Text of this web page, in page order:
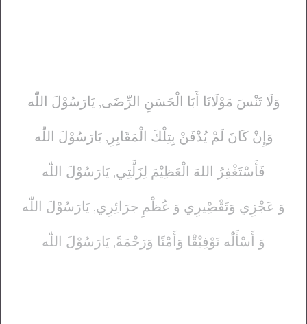
وَلَا تَنْسَ مَوْلَانَا أَبَا الْحَسَنِ الرِّضَی, يَارَسُوْلَ اللّٰه
وَإِنْ كَانَ لَمْ يُدْفَنْ بِتِلْكَ الْمَقَابِرِ, يَارَسُوْلَ اللّٰه
فَأَسْتَغْفِرُ اللهَ الْعَظِيْمَ لِزَلَّتِي, يَارَسُوْلَ اللّٰه
وَ عَجْزِي وَتَقْصِْيرِي وَ عُظْمِ جرَائِرِي, يَارَسُوْلَ اللّٰه
وَ أَسْأَلُْه تَوْفِيْقْا وَأَمْنًا وَرَحْمَةً, يَارَسُوْلَ اللّٰه